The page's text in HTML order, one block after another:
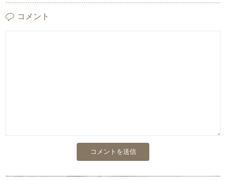
コメント